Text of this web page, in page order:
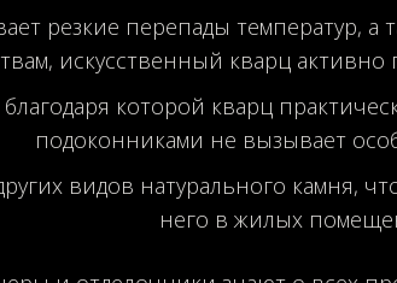
резкие перепады температур, а
искусственный кварц
которой кварц
подоконниками не вызывает
видов натурального камня,
него в жилых